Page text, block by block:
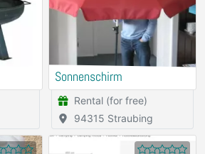
Sonnenschirm
Rental (for free)
94315 Straubing